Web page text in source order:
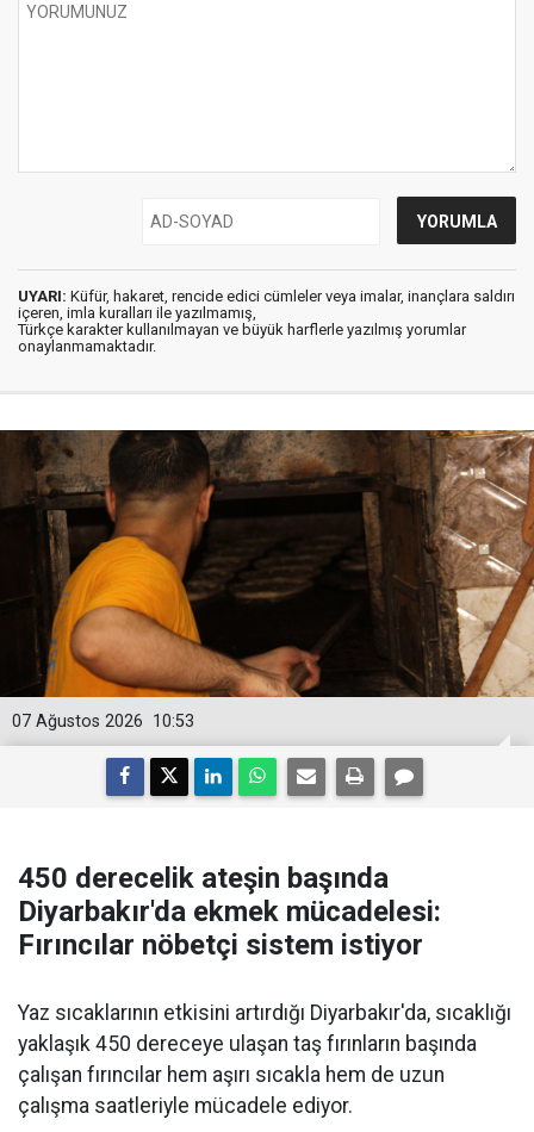
UYARI: Küfür, hakaret, rencide edici cümleler veya imalar, inançlara saldırı
içeren, imla kuralları ile yazılmamış,
Türkçe karakter kullanılmayan ve büyük harflerle yazılmış yorumlar
onaylanmamaktadır.
10:53
07 Ağustos 2026
450 derecelik ateşin başında
Diyarbakır'da ekmek mücadelesi:
Fırıncılar nöbetçi sistem istiyor
Yaz sıcaklarının etkisini artırdığı Diyarbakır'da, sıcaklığı
yaklaşık 450 dereceye ulaşan taş fırınların başında
çalışan fırıncılar hem aşırı sıcakla hem de uzun
çalışma saatleriyle mücadele ediyor.